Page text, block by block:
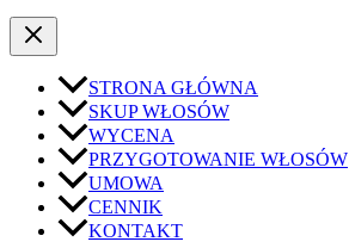
STRONA GŁÓWNA
SKUP WŁOSÓW
WYCENA
PRZYGOTOWANIE WŁOSÓW
UMOWA
CENNIK
KONTAKT